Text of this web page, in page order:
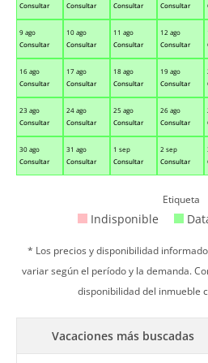
Consultar
Consultar
Consultar
Consultar
9 ago
Consultar
10 ago
Consultar
11 ago
Consultar
12 ago
Consultar
16 ago
Consultar
17 ago
Consultar
18 ago
Consultar
19 ago
Consultar
23 ago
Consultar
24 ago
Consultar
25 ago
Consultar
26 ago
Consultar
30 ago
Consultar
31 ago
Consultar
1 sep
Consultar
2 sep
Consultar
Etiqueta
Indisponible
* Los precios y disponibilidad
variar según el período y la demanda.
disponibilidad del inmueble
Vacaciones más buscadas